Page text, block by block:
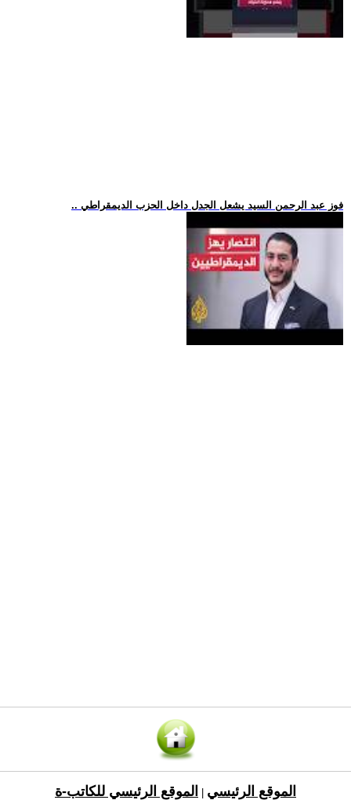
.. فوز عبد الرحمن السيد يشعل الجدل داخل الحزب الديمقراطي
الموقع الرئيسي الموقع الرئيسي للكاتب-ة